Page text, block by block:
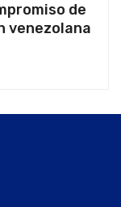
de
venezolana